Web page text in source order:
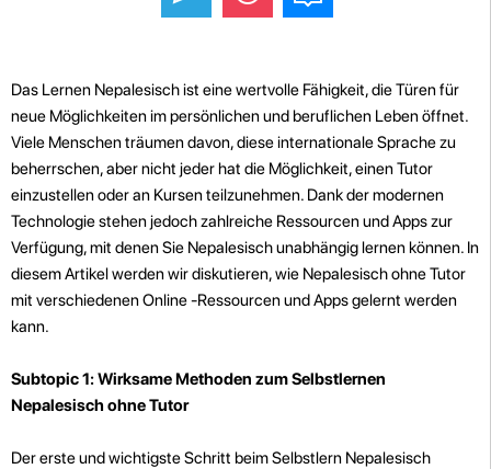
Das Lernen Nepalesisch ist eine wertvolle Fähigkeit, die Türen für
neue Möglichkeiten im persönlichen und beruflichen Leben öffnet.
Viele Menschen träumen davon, diese internationale Sprache zu
beherrschen, aber nicht jeder hat die Möglichkeit, einen Tutor
einzustellen oder an Kursen teilzunehmen. Dank der modernen
Technologie stehen jedoch zahlreiche Ressourcen und Apps zur
Verfügung, mit denen Sie Nepalesisch unabhängig lernen können. In
diesem Artikel werden wir diskutieren, wie Nepalesisch ohne Tutor
mit verschiedenen Online -Ressourcen und Apps gelernt werden
kann.
Subtopic 1: Wirksame Methoden zum Selbstlernen
Nepalesisch ohne Tutor
Der erste und wichtigste Schritt beim Selbstlern Nepalesisch